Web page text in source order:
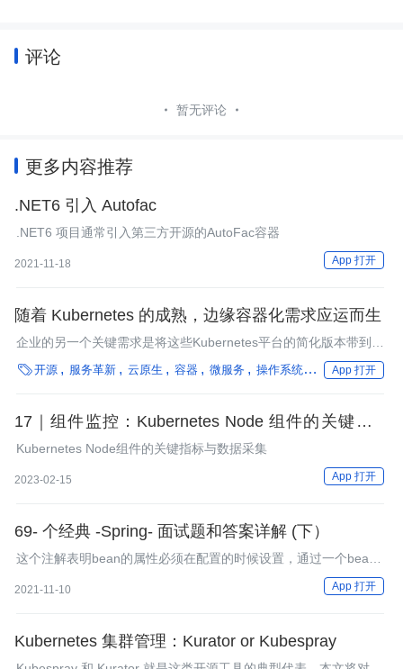
评论
暂无评论
更多内容推荐
.NET6 引入 Autofac
.NET6 项目通常引入第三方开源的AutoFac容器
2021-11-18 App 打开
随着 Kubernetes 的成熟，边缘容器化需求应运而生
企业的另一个关键需求是将这些Kubernetes平台的简化版本带到快
速扩张的边缘环境。
开源 服务革新 云原生 容器 微服务 操作系统 编程语言 框架
App 打开
17｜组件监控：Kubernetes Node 组件的关键指标
与数据采集
Kubernetes Node组件的关键指标与数据采集
2023-02-15 App 打开
69- 个经典 -Spring- 面试题和答案详解 (下）
这个注解表明bean的属性必须在配置的时候设置，通过一个bean
定义的显式的属性值或通过自动装配，若@Required注解的bean
属性未被设置，容器将抛出
2021-11-10 App 打开
Kubernetes 集群管理：Kurator or Kubespray